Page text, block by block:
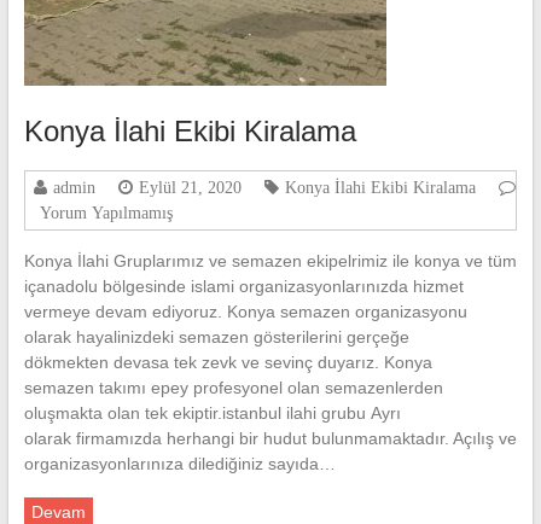
Konya İlahi Ekibi Kiralama
admin Eylül 21, 2020
Konya İlahi Ekibi Kiralama
Yorum Yapılmamış
Konya İlahi Gruplarımız ve semazen ekipelrimiz ile konya ve tüm
içanadolu bölgesinde islami organizasyonlarınızda hizmet
vermeye devam ediyoruz. Konya semazen organizasyonu
olarak hayalinizdeki semazen gösterilerini gerçeğe
dökmekten devasa tek zevk ve sevinç duyarız. Konya
semazen takımı epey profesyonel olan semazenlerden
oluşmakta olan tek ekiptir.istanbul ilahi grubu Ayrı
olarak firmamızda herhangi bir hudut bulunmamaktadır. Açılış ve
organizasyonlarınıza dilediğiniz sayıda…
Devam